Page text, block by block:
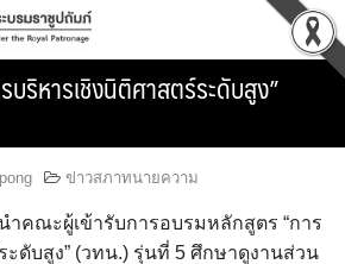
ริหารเชิงนิติศาสตร์ระดับสูง”
ข่าวสภาทนายความ
คณะผู้เข้ารับการอบรมหลักสูตร “การ
ะดับสูง” (วทน.) รุ่นที่ 5 ศึกษาดูงานส่วน